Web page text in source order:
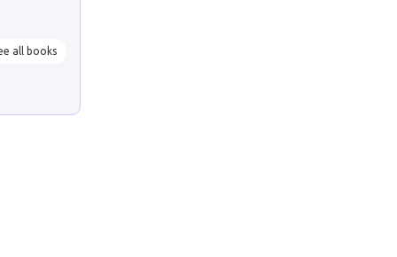
all books